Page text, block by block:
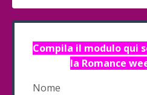
Compila il modulo qui
la Romance
Nome